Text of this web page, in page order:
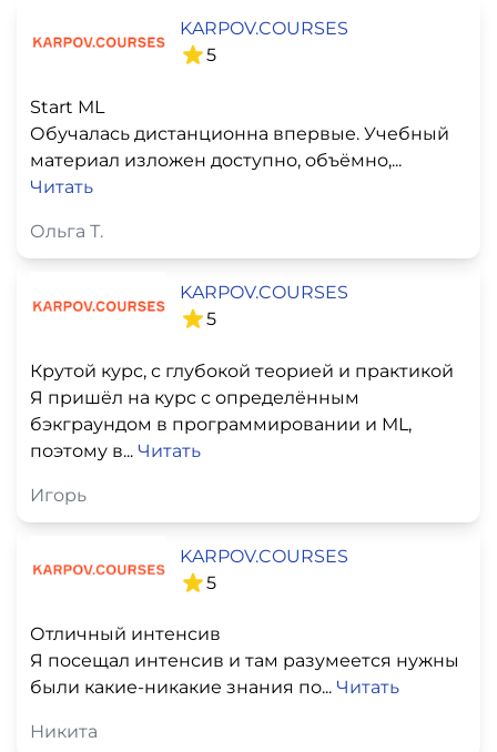
KARPOV.COURSES
5
Start ML
Обучалась дистанционна впервые. Учебный
материал изложен доступно, объёмно,...
Читать
Ольга Т.
KARPOV.COURSES
5
Крутой курс, с глубокой теорией и практикой
Я пришёл на курс с определённым
бэкграундом в программировании и ML,
поэтому в... Читать
Игорь
KARPOV.COURSES
5
Отличный интенсив
Я посещал интенсив и там разумеется нужны
были какие-никакие знания по... Читать
Никита